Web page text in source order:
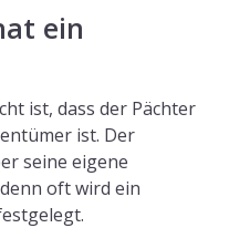
ein
ist, dass der Pächter
ist. Der
seine eigene
oft wird ein